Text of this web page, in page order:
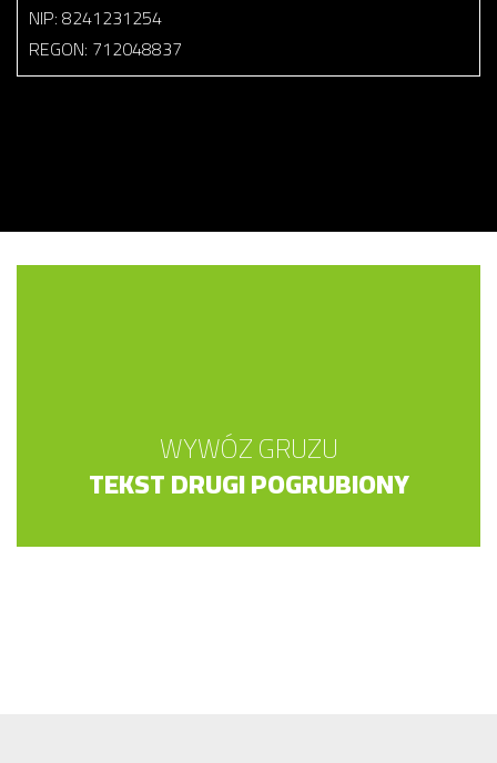
NIP: 8241231254
REGON: 712048837
WYWÓZ GRUZU
TEKST DRUGI POGRUBIONY